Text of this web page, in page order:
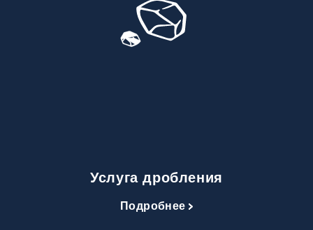
Услуга дробления
Подробнее